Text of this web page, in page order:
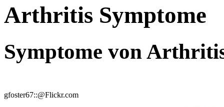
Arthritis Symptome
Symptome von
gfoster67::@Flickr.com